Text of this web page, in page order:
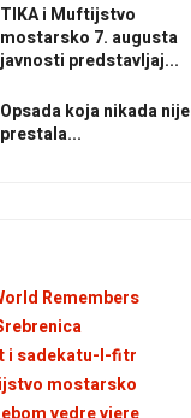
TIKA i Muftijstvo
mostarsko 7. augusta
javnosti predstavljaj...
Opsada koja nikada nije
prestala...